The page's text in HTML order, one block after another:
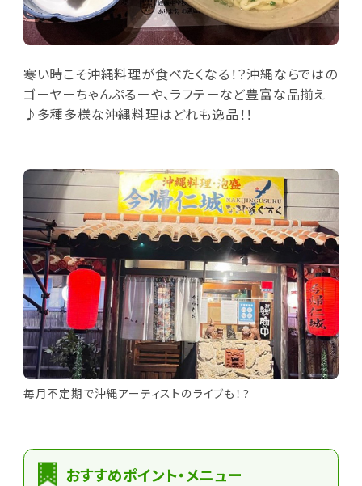
寒い時こそ沖縄料理が食べたくなる！？沖縄ならではの
ゴーヤーちゃんぷるーや、ラフテーなど豊富な品揃え
♪多種多様な沖縄料理はどれも逸品！！
毎月不定期で沖縄アーティストのライブも！？
おすすめポイント・メニュー